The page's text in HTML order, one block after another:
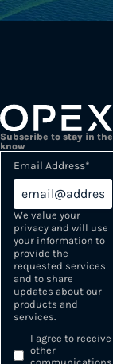
Subscribe to stay in the
know
Email Address*
We value your
privacy and will use
your information to
provide the
requested services
and to share
updates about our
products and
services.
I agree to receive
other